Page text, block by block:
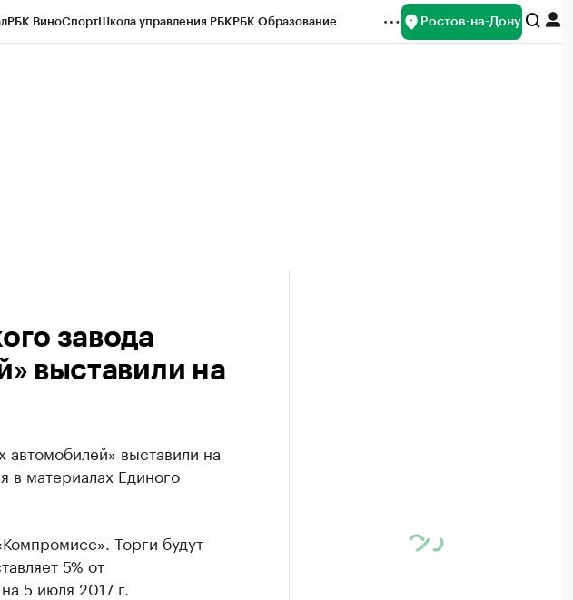
РБК ВиноСпортШкола управления РБКРБК Образование Ростов-на-Дону
завода
выставили на
автомобилей» выставили на
в материалах Единого
Торги будут
5% от
5 июля 2017 г.